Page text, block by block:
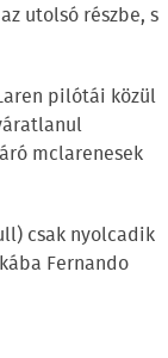
utolsó részbe, s
pilótái közül
mclarenesek
csak nyolcadik
Fernando